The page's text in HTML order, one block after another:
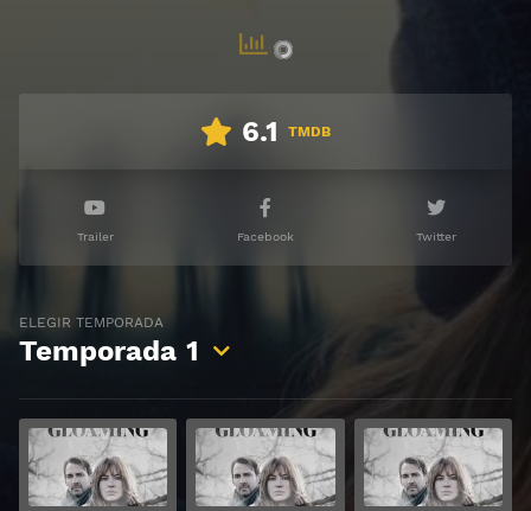
6.1 TMDB
Trailer Facebook Twitter
ELEGIR TEMPORADA
Temporada 1
Ver Ver